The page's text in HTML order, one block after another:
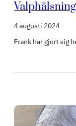
4 augusti 2024
Frank har gjort sig